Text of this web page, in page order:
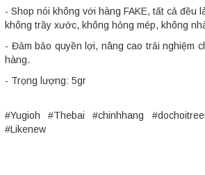
- Shop nói không với hàng FAKE, tất cả đều
không trầy xước, không hỏng mép, không
- Đảm bảo quyền lợi, nâng cao trải nghiệm
hàng.
- Trọng lượng: 5gr
#Yugioh #Thebai #chinhhang
#Likenew